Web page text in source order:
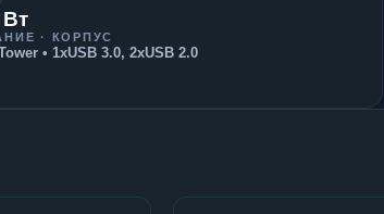
Вт
· КОРПУС
• 1xUSB 3.0, 2xUSB 2.0